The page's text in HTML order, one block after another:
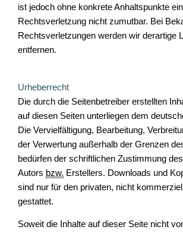
ist jedoch ohne konkrete Anhaltspunkte
Rechtsverletzung nicht zumutbar. Bei
Rechtsverletzungen werden wir derartige
entfernen.
Urheberrecht
Die durch die Seitenbetreiber erstellten
auf diesen Seiten unterliegen dem
Die Vervielfältigung, Bearbeitung,
der Verwertung außerhalb der Grenzen
bedürfen der schriftlichen Zustimmung
Autors bzw. Erstellers. Downloads und
sind nur für den privaten, nicht
gestattet.
Soweit die Inhalte auf dieser Seite nicht